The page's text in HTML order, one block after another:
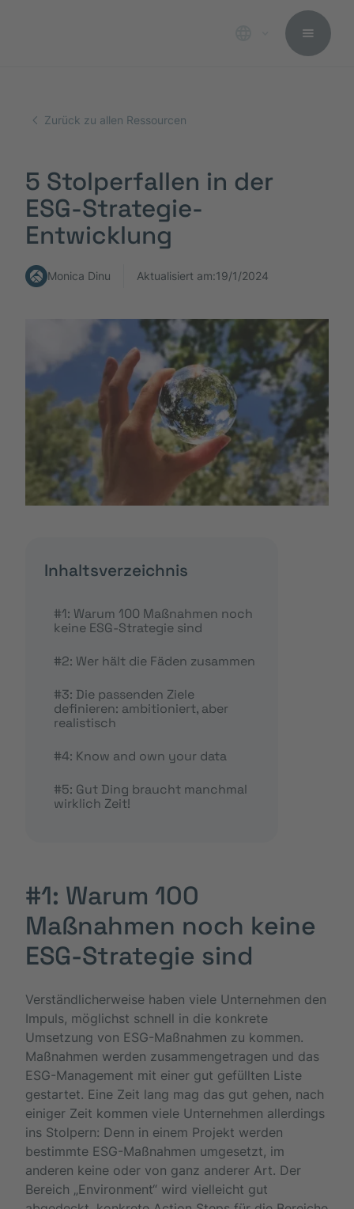
Zurück zu allen Ressourcen
5 Stolperfallen in der
ESG-Strategie-
Entwicklung
Monica Dinu Aktualisiert am:19/1/2024
Inhaltsverzeichnis
#1: Warum 100 Maßnahmen noch
keine ESG-Strategie sind
#2: Wer hält die Fäden zusammen
#3: Die passenden Ziele
definieren: ambitioniert, aber
realistisch
#4: Know and own your data
#5: Gut Ding braucht manchmal
wirklich Zeit!
#1: Warum 100
Maßnahmen noch keine
ESG-Strategie sind
Verständlicherweise haben viele Unternehmen den
Impuls, möglichst schnell in die konkrete
Umsetzung von ESG-Maßnahmen zu kommen.
Maßnahmen werden zusammengetragen und das
ESG-Management mit einer gut gefüllten Liste
gestartet. Eine Zeit lang mag das gut gehen, nach
einiger Zeit kommen viele Unternehmen allerdings
ins Stolpern: Denn in einem Projekt werden
bestimmte ESG-Maßnahmen umgesetzt, im
anderen keine oder von ganz anderer Art. Der
Bereich „Environment“ wird vielleicht gut